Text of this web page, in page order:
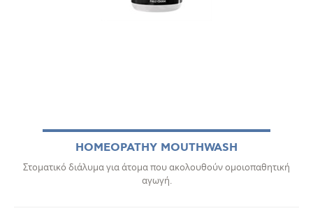
HOMEOPATHY MOUTHWASH
Στοματικό διάλυμα για άτομα που ακολουθούν ομοιοπαθητική
αγωγή.